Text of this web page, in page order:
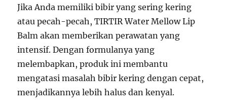
Jika Anda memiliki bibir yang sering kering
atau pecah-pecah, TIRTIR Water Mellow Lip
Balm akan memberikan perawatan yang
intensif. Dengan formulanya yang
melembapkan, produk ini membantu
mengatasi masalah bibir kering dengan cepat,
menjadikannya lebih halus dan kenyal.